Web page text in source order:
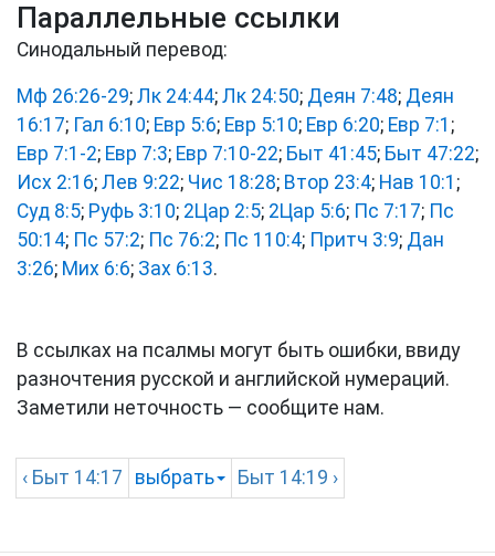
Параллельные ссылки
Синодальный перевод:
Мф 26:26-29; Лк 24:44; Лк 24:50; Деян 7:48; Деян
16:17; Гал 6:10; Евр 5:6; Евр 5:10; Евр 6:20; Евр 7:1 ;
Евр 7:1-2; Евр 7:3; Евр 7:10-22; Быт 41:45; Быт 47:22;
Исх 2:16; Лев 9:22; Чис 18:28; Втор 23:4; Нав 10:1 ;
Суд 8:5; Руфь 3:10; 2Цар 2:5; 2Цар 5:6; Пс 7:17; Пс
50:14; Пс 57:2; Пс 76:2; Пс 110:4; Притч 3:9; Дан
3:26; Мих 6:6; Зах 6:13.
В ссылках на псалмы могут быть ошибки, ввиду
разночтения русской и английской нумераций.
Заметили неточность — сообщите нам.
‹ Быт 14:17 выбрать Быт 14:19 ›